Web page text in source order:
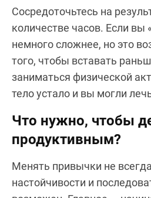
Сосредоточьтесь на
количестве часов. Если вы
немного сложнее, но это
того, чтобы вставать
заниматься физической
тело устало и вы могли
Что нужно, чтобы
продуктивным?
Менять привычки не
настойчивости и